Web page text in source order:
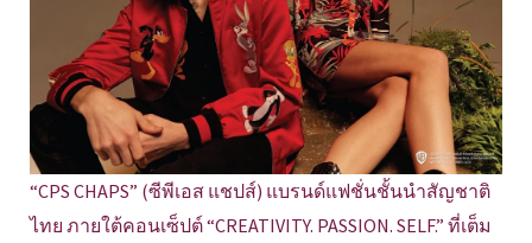
“CPS CHAPS” (ซีพีเอส แชปส์) แบรนด์แฟชั่นชั้นนำสัญชาติ
ไทย ภายใต้คอนเซ็ปต์ “CREATIVITY. PASSION. SELF.” ที่เต็ม